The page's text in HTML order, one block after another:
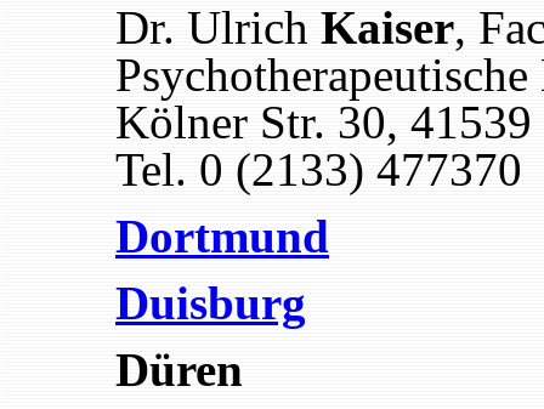
Dr. Ulrich Kaiser,
Kölner Str. 30, 41539
Tel. 0 (2133) 477370
Dortmund
Duisburg
Düren